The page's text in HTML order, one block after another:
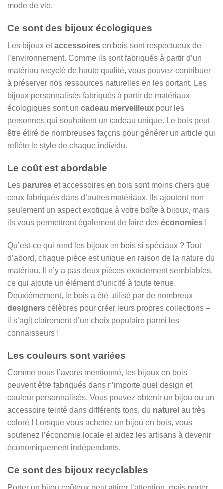
mode de vie.
Ce sont des bijoux écologiques
Les bijoux etaccessoires en bois sont respectueux de
l’environnement. Comme ils sont fabriqués à partir d’un
matériau recyclé de haute qualité, vous pouvez contribuer
à préserver nos ressources naturelles en les portant. Les
bijoux personnalisés fabriqués à partir de matériaux
écologiques sont un cadeau merveilleux pour les
personnes qui souhaitent un cadeau unique. Le bois peut
être étiré de nombreuses façons pour générer un article qui
reflète le style de chaque individu.
Le coût est abordable
Les parures et accessoires en bois sont moins chers que
ceux fabriqués dans d’autres matériaux. Ils ajoutent non
seulement un aspect exotique à votre boîte à bijoux, mais
ils vous permettront également de faire des économies !
Qu’est-ce qui rend les bijoux en bois si spéciaux ? Tout
d’abord, chaque pièce est unique en raison de la nature du
matériau. Il n’y a pas deux pièces exactement semblables,
ce qui ajoute un élément d’unicité à toute tenue.
Deuxièmement, le bois a été utilisé par de nombreux
designers célèbres pour créer leurs propres collections –
il s’agit clairement d’un choix populaire parmi les
connaisseurs !
Les couleurs sont variées
Comme nous l’avons mentionné, les bijoux en bois
peuvent être fabriqués dans n’importe quel design et
couleur personnalisés. Vous pouvez obtenir un bijou ou un
accessoire teinté dans différents tons, du naturel au très
coloré ! Lorsque vous achetez un bijou en bois, vous
soutenez l’économie locale et aidez les artisans à devenir
économiquement indépendants.
Ce sont des bijoux recyclables
Porter un bijou coûteux peut attirer l’attention, mais porter